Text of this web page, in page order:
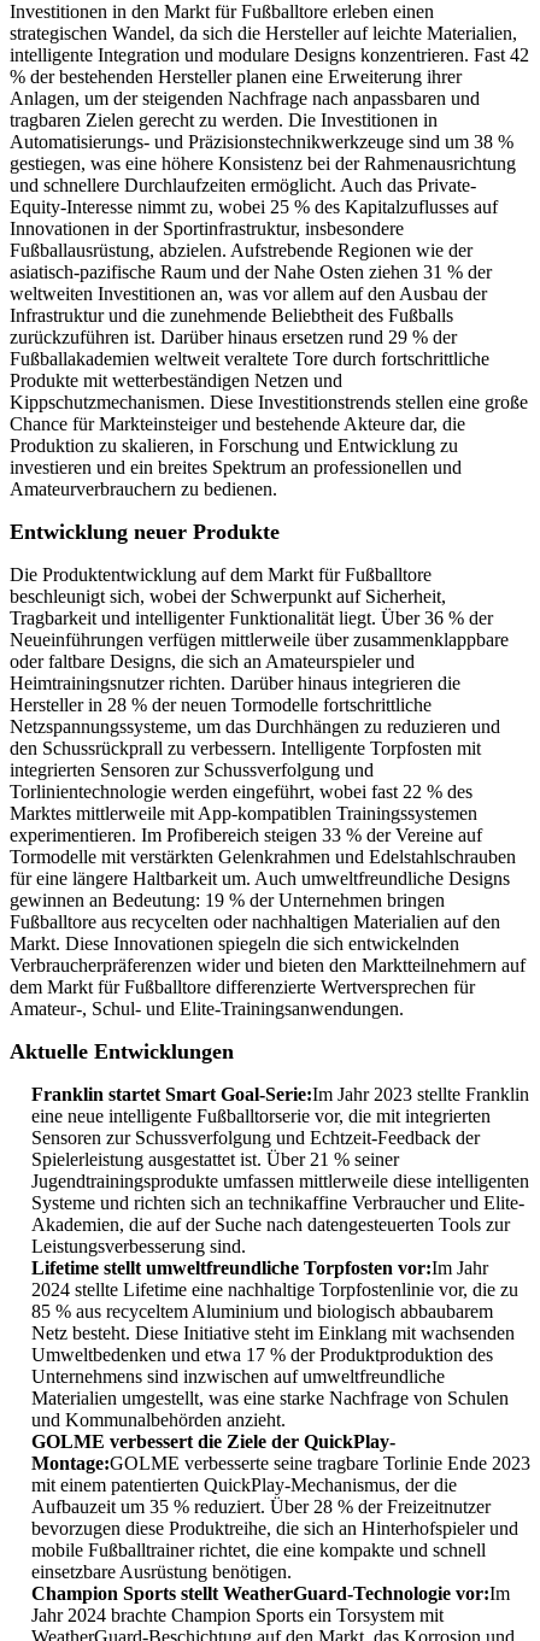
Investitionen in den Markt für Fußballtore erleben einen
strategischen Wandel, da sich die Hersteller auf leichte Materialien,
intelligente Integration und modulare Designs konzentrieren. Fast 42
% der bestehenden Hersteller planen eine Erweiterung ihrer
Anlagen, um der steigenden Nachfrage nach anpassbaren und
tragbaren Zielen gerecht zu werden. Die Investitionen in
Automatisierungs- und Präzisionstechnikwerkzeuge sind um 38 %
gestiegen, was eine höhere Konsistenz bei der Rahmenausrichtung
und schnellere Durchlaufzeiten ermöglicht. Auch das Private-
Equity-Interesse nimmt zu, wobei 25 % des Kapitalzuflusses auf
Innovationen in der Sportinfrastruktur, insbesondere
Fußballausrüstung, abzielen. Aufstrebende Regionen wie der
asiatisch-pazifische Raum und der Nahe Osten ziehen 31 % der
weltweiten Investitionen an, was vor allem auf den Ausbau der
Infrastruktur und die zunehmende Beliebtheit des Fußballs
zurückzuführen ist. Darüber hinaus ersetzen rund 29 % der
Fußballakademien weltweit veraltete Tore durch fortschrittliche
Produkte mit wetterbeständigen Netzen und
Kippschutzmechanismen. Diese Investitionstrends stellen eine große
Chance für Markteinsteiger und bestehende Akteure dar, die
Produktion zu skalieren, in Forschung und Entwicklung zu
investieren und ein breites Spektrum an professionellen und
Amateurverbrauchern zu bedienen.
Entwicklung neuer Produkte
Die Produktentwicklung auf dem Markt für Fußballtore
beschleunigt sich, wobei der Schwerpunkt auf Sicherheit,
Tragbarkeit und intelligenter Funktionalität liegt. Über 36 % der
Neueinführungen verfügen mittlerweile über zusammenklappbare
oder faltbare Designs, die sich an Amateurspieler und
Heimtrainingsnutzer richten. Darüber hinaus integrieren die
Hersteller in 28 % der neuen Tormodelle fortschrittliche
Netzspannungssysteme, um das Durchhängen zu reduzieren und
den Schussrückprall zu verbessern. Intelligente Torpfosten mit
integrierten Sensoren zur Schussverfolgung und
Torlinientechnologie werden eingeführt, wobei fast 22 % des
Marktes mittlerweile mit App-kompatiblen Trainingssystemen
experimentieren. Im Profibereich steigen 33 % der Vereine auf
Tormodelle mit verstärkten Gelenkrahmen und Edelstahlschrauben
für eine längere Haltbarkeit um. Auch umweltfreundliche Designs
gewinnen an Bedeutung: 19 % der Unternehmen bringen
Fußballtore aus recycelten oder nachhaltigen Materialien auf den
Markt. Diese Innovationen spiegeln die sich entwickelnden
Verbraucherpräferenzen wider und bieten den Marktteilnehmern auf
dem Markt für Fußballtore differenzierte Wertversprechen für
Amateur-, Schul- und Elite-Trainingsanwendungen.
Aktuelle Entwicklungen
Franklin startet Smart Goal-Serie:Im Jahr 2023 stellte Franklin
eine neue intelligente Fußballtorserie vor, die mit integrierten
Sensoren zur Schussverfolgung und Echtzeit-Feedback der
Spielerleistung ausgestattet ist. Über 21 % seiner
Jugendtrainingsprodukte umfassen mittlerweile diese intelligenten
Systeme und richten sich an technikaffine Verbraucher und Elite-
Akademien, die auf der Suche nach datengesteuerten Tools zur
Leistungsverbesserung sind.
Lifetime stellt umweltfreundliche Torpfosten vor:Im Jahr
2024 stellte Lifetime eine nachhaltige Torpfostenlinie vor, die zu
85 % aus recyceltem Aluminium und biologisch abbaubarem
Netz besteht. Diese Initiative steht im Einklang mit wachsenden
Umweltbedenken und etwa 17 % der Produktproduktion des
Unternehmens sind inzwischen auf umweltfreundliche
Materialien umgestellt, was eine starke Nachfrage von Schulen
und Kommunalbehörden anzieht.
GOLME verbessert die Ziele der QuickPlay-
Montage:GOLME verbesserte seine tragbare Torlinie Ende 2023
mit einem patentierten QuickPlay-Mechanismus, der die
Aufbauzeit um 35 % reduziert. Über 28 % der Freizeitnutzer
bevorzugen diese Produktreihe, die sich an Hinterhofspieler und
mobile Fußballtrainer richtet, die eine kompakte und schnell
einsetzbare Ausrüstung benötigen.
Champion Sports stellt WeatherGuard-Technologie vor:Im
Jahr 2024 brachte Champion Sports ein Torsystem mit
WeatherGuard-Beschichtung auf den Markt, das Korrosion und